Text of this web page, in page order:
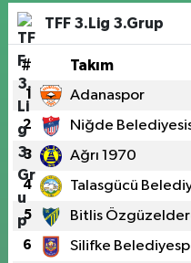
TFF 3.Lig 3.Grup
# Takım
1 Adanaspor
2 Niğde
3 Ağrı 1970
4 Talasgücü
5 Bitlis
6 Silifke